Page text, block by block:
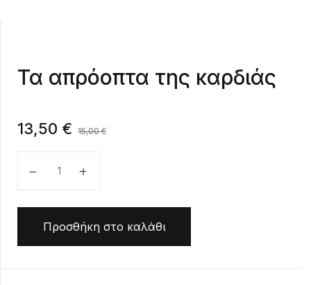
Τα απρόοπτα της καρδιάς
13,50 € 15,00€
Προσθήκη στο καλάθι